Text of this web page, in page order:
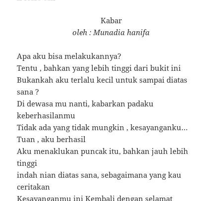
Kabar
oleh : Munadia hanifa
Apa aku bisa melakukannya?
Tentu , bahkan yang lebih tinggi dari bukit ini
Bukankah aku terlalu kecil untuk sampai diatas
sana ?
Di dewasa mu nanti, kabarkan padaku
keberhasilanmu
Tidak ada yang tidak mungkin , kesayanganku…
Tuan , aku berhasil
Aku menaklukan puncak itu, bahkan jauh lebih
tinggi
indah nian diatas sana, sebagaimana yang kau
ceritakan
Kesayanganmu ini Kembali dengan selamat